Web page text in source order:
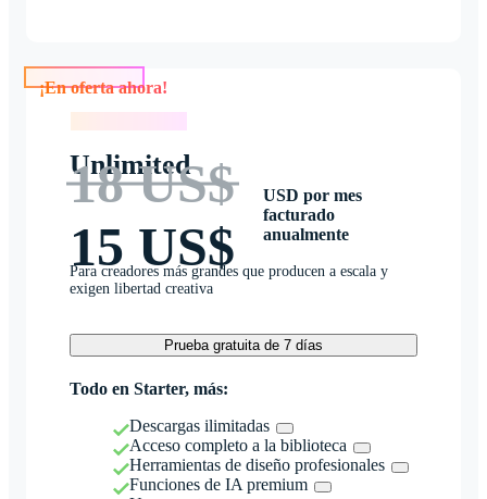
Unlimited
18 US$
15 US$
USD por mes
facturado
anualmente
Para creadores más grandes que producen a escala y
exigen libertad creativa
Prueba gratuita de 7 días
Todo en Starter, más:
Descargas ilimitadas
Acceso completo a la biblioteca
Herramientas de diseño profesionales
Funciones de IA premium